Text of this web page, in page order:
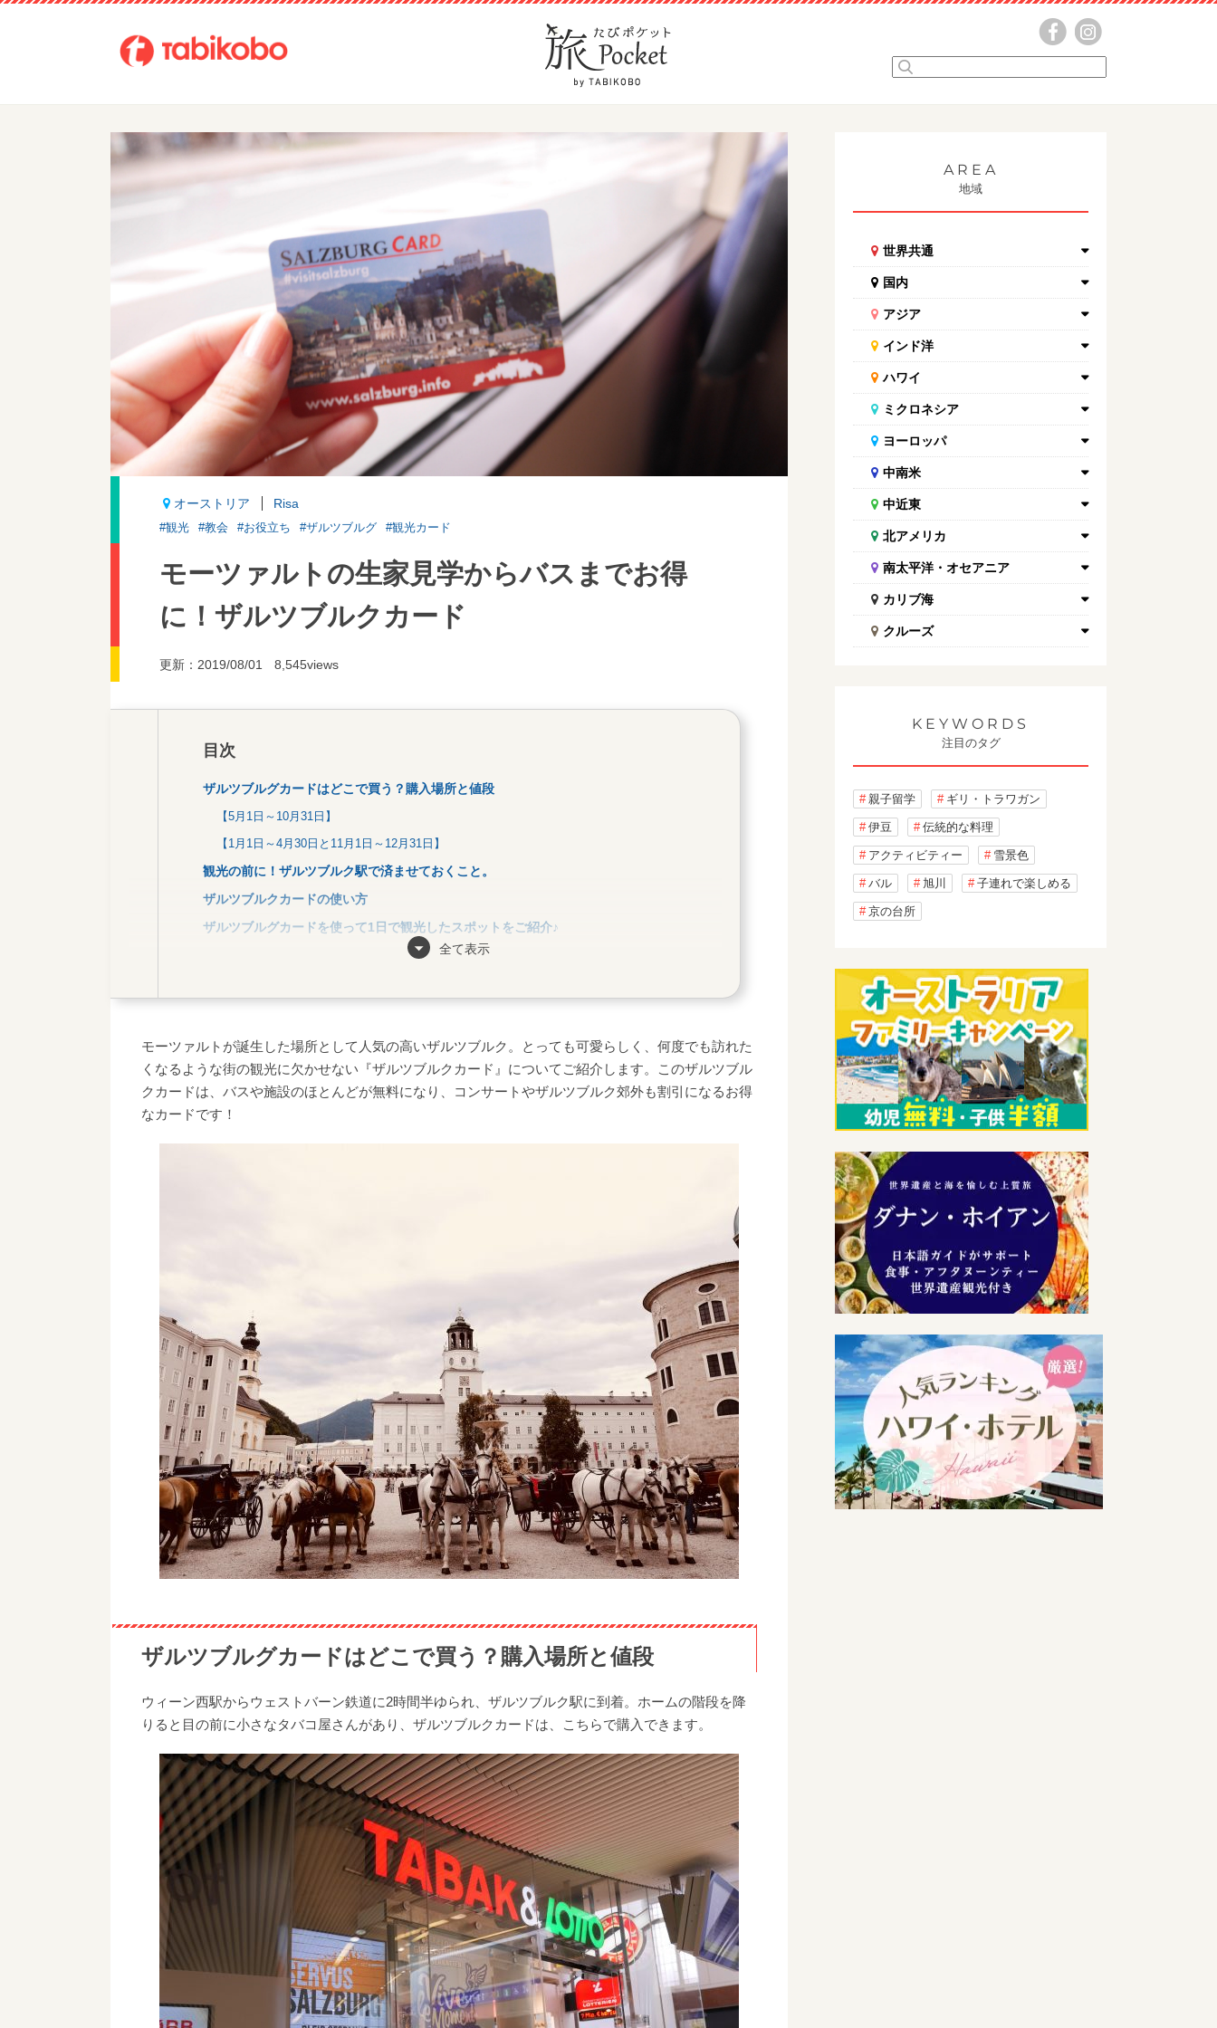
オーストリア Risa
#観光 #教会 #お役立ち #ザルツブルグ #観光カード
モーツァルトの生家見学からバスまでお得
に！ザルツブルクカード
更新：2019/08/01 8,545views
目次
ザルツブルグカードはどこで買う？購入場所と値段
【5月1日～10月31日】
【1月1日～4月30日と11月1日～12月31日】
観光の前に！ザルツブルク駅で済ませておくこと。
ザルツブルクカードの使い方
ザルツブルグカードを使って1日で観光したスポットをご紹介♪
【ホーエンザルツブルク城】
【ザルツブルク大聖堂】
【ミラベル宮殿】
【モーツァルトの住居】
全て表示
モーツァルトが誕生した場所として人気の高いザルツブルク。とっても可愛らしく、何度でも訪れた
くなるような街の観光に欠かせない『ザルツブルクカード』についてご紹介します。このザルツブル
クカードは、バスや施設のほとんどが無料になり、コンサートやザルツブルク郊外も割引になるお得
なカードです！
ザルツブルグカードはどこで買う？購入場所と値段
ウィーン西駅からウェストバーン鉄道に2時間半ゆられ、ザルツブルク駅に到着。ホームの階段を降
りると目の前に小さなタバコ屋さんがあり、ザルツブルクカードは、こちらで購入できます。
AREA
地域
世界共通
国内
アジア
インド洋
ハワイ
ミクロネシア
ヨーロッパ
中南米
中近東
北アメリカ
南太平洋・オセアニア
カリブ海
クルーズ
KEYWORDS
注目のタグ
親子留学 ギリ・トラワガン
伊豆 伝統的な料理
アクティビティー 雪景色
バル 旭川 子連れで楽しめる
京の台所